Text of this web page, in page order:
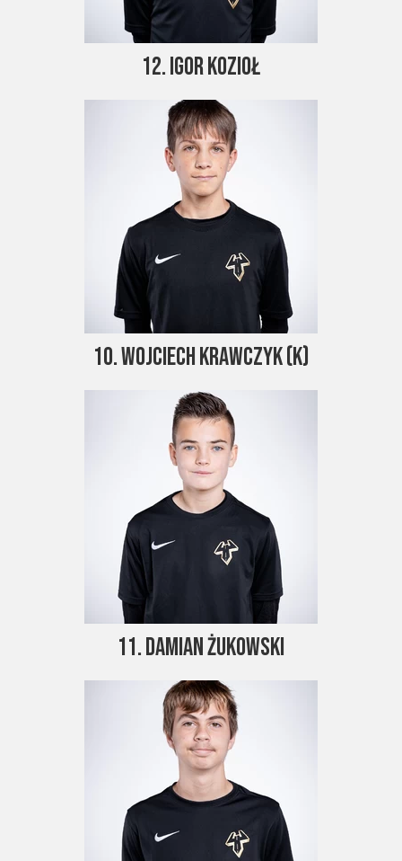
12. Igor Kozioł
11. Damian Żukowski
10. Wojciech Krawczyk (k)